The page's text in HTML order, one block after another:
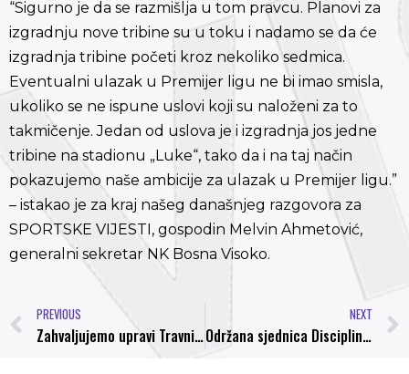
“Sigurno je da se razmišlja u tom pravcu. Planovi za
izgradnju nove tribine su u toku i nadamo se da će
izgradnja tribine početi kroz nekoliko sedmica.
Eventualni ulazak u Premijer ligu ne bi imao smisla,
ukoliko se ne ispune uslovi koji su naloženi za to
takmičenje. Jedan od uslova je i izgradnja jos jedne
tribine na stadionu „Luke“, tako da i na taj način
pokazujemo naše ambicije za ulazak u Premijer ligu.”
– istakao je za kraj našeg današnjeg razgovora za
SPORTSKE VIJESTI, gospodin Melvin Ahmetović,
generalni sekretar NK Bosna Visoko.
PREVIOUS
Zahvaljujemo upravi Travnika na korektnom prijemu i DEMONIMA na fantastičnom navijanju
NEXT
Održana sjednica Disciplinske komisije NS FBiH